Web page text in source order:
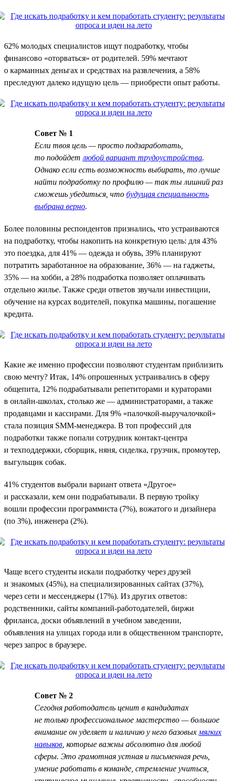
62% молодых специалистов ищут подработку, чтобы
финансово «оторваться» от родителей. 59% мечтают
о карманных деньгах и средствах на развлечения, а 58%
преследуют далеко идущую цель — приобрести опыт работы.
Совет № 1
Если твоя цель — просто подзаработать,
то подойдет любой вариант трудоустройства.
Однако если есть возможность выбирать, то лучше
найти подработку по профилю — так ты лишний раз
сможешь убедиться, что будущая специальность
выбрана верно.
Более половины респондентов признались, что устраиваются
на подработку, чтобы накопить на конкретную цель: для 43%
это поездка, для 41% — одежда и обувь, 39% планируют
потратить заработанное на образование, 36% — на гаджеты,
35% — на хобби, а 28% подработка позволяет оплачивать
отдельно жилье. Также среди ответов звучали инвестиции,
обучение на курсах водителей, покупка машины, погашение
кредита.
Какие же именно профессии позволяют студентам приблизить
свою мечту? Итак, 14% опрошенных устраивались в сферу
общепита, 12% подрабатывали репетиторами и кураторами
в онлайн-школах, столько же — администраторами, а также
продавцами и кассирами. Для 9% «палочкой-выручалочкой»
стала позиция SMM-менеджера. В топ профессий для
подработки также попали сотрудник контакт-центра
и техподдержки, сборщик, няня, сиделка, грузчик, промоутер,
выгульщик собак.
41% студентов выбрали вариант ответа «Другое»
и рассказали, кем они подрабатывали. В первую тройку
вошли профессии программиста (7%), вожатого и дизайнера
(по 3%), инженера (2%).
Чаще всего студенты искали подработку через друзей
и знакомых (45%), на специализированных сайтах (37%),
через сети и мессенджеры (17%). Из других ответов:
родственники, сайты компаний-работодателей, биржи
фриланса, доски объявлений в учебном заведении,
объявления на улицах города или в общественном транспорте,
через запрос в браузере.
Совет № 2
Сегодня работодатель ценит в кандидатах
не только профессиональное мастерство — большое
внимание он уделяет и наличию у него базовых мягких
навыков , которые важны абсолютно для любой
сферы. Это грамотная устная и письменная речь,
умение работать в команде, стремление учиться,